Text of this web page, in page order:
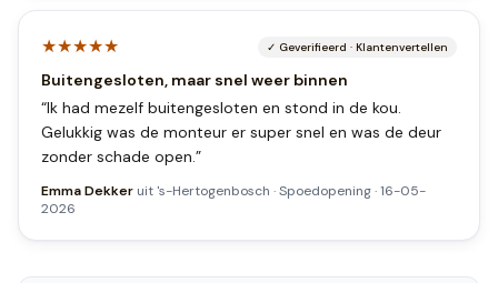
★★★★★ ✓ Geverifieerd · Klantenvertellen
Buitengesloten, maar snel weer binnen
“Ik had mezelf buitengesloten en stond in de kou.
Gelukkig was de monteur er super snel en was de deur
zonder schade open.”
Emma Dekker uit 's-Hertogenbosch ·Spoedopening·16-05-
2026